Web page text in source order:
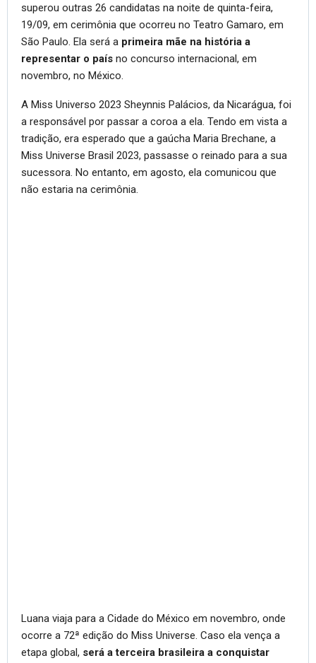
superou outras 26 candidatas na noite de quinta-feira,
19/09, em cerimônia que ocorreu no Teatro Gamaro, em
São Paulo. Ela será a primeira mãe na história a
representar o país no concurso internacional, em
novembro, no México.
A Miss Universo 2023 Sheynnis Palácios, da Nicarágua, foi
a responsável por passar a coroa a ela. Tendo em vista a
tradição, era esperado que a gaúcha Maria Brechane, a
Miss Universe Brasil 2023, passasse o reinado para a sua
sucessora. No entanto, em agosto, ela comunicou que
não estaria na cerimônia.
Luana viaja para a Cidade do México em novembro, onde
ocorre a 72ª edição do Miss Universe. Caso ela vença a
etapa global, será a terceira brasileira a conquistar